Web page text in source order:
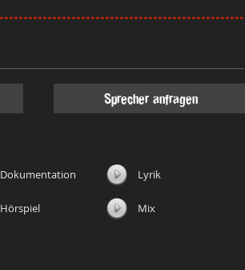
Sprecher anfragen
Dokumentation Lyrik
Hörspiel Mix